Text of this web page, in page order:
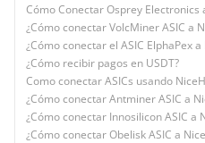
Cómo Conectar Osprey Electronics
¿Cómo conectar VolcMiner ASIC a
¿Cómo conectar el ASIC ElphaPex
¿Cómo recibir pagos en USDT?
Como conectar ASICs usando
¿Cómo conectar Antminer ASIC a
¿Cómo conectar Innosilicon ASIC a
¿Cómo conectar Obelisk ASIC a